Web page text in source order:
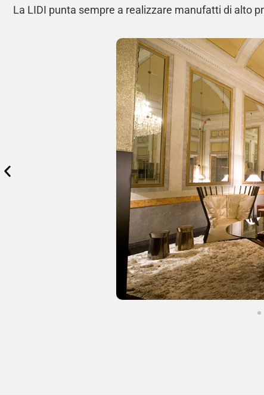
La LIDI punta sempre a realizzare manufatti di alto